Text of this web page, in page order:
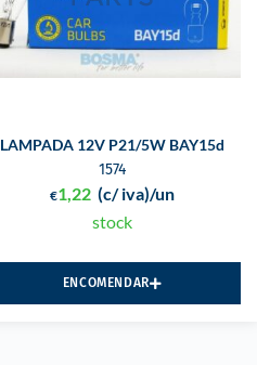
LAMPADA 12V P21/5W BAY15d
1574
€1,22 (c/ iva)/un
stock
ENCOMENDAR